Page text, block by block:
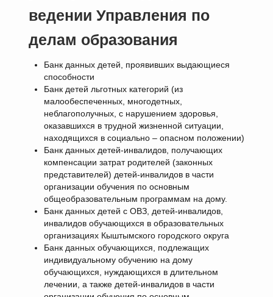
ведении Управления по
делам образования
Банк данных детей, проявивших выдающиеся
способности
Банк детей льготных категорий (из
малообеспеченных, многодетных,
неблагополучных, с нарушением здоровья,
оказавшихся в трудной жизненной ситуации,
находящихся в социально – опасном положении)
Банк данных детей-инвалидов, получающих
компенсации затрат родителей (законных
представителей) детей-инвалидов в части
организации обучения по основным
общеобразовательным программам на дому.
Банк данных детей с ОВЗ, детей-инвалидов,
инвалидов обучающихся в образовательных
организациях Кыштымского городского округа
Банк данных обучающихся, подлежащих
индивидуальному обучению на дому
обучающихся, нуждающихся в длительном
лечении, а также детей-инвалидов в части